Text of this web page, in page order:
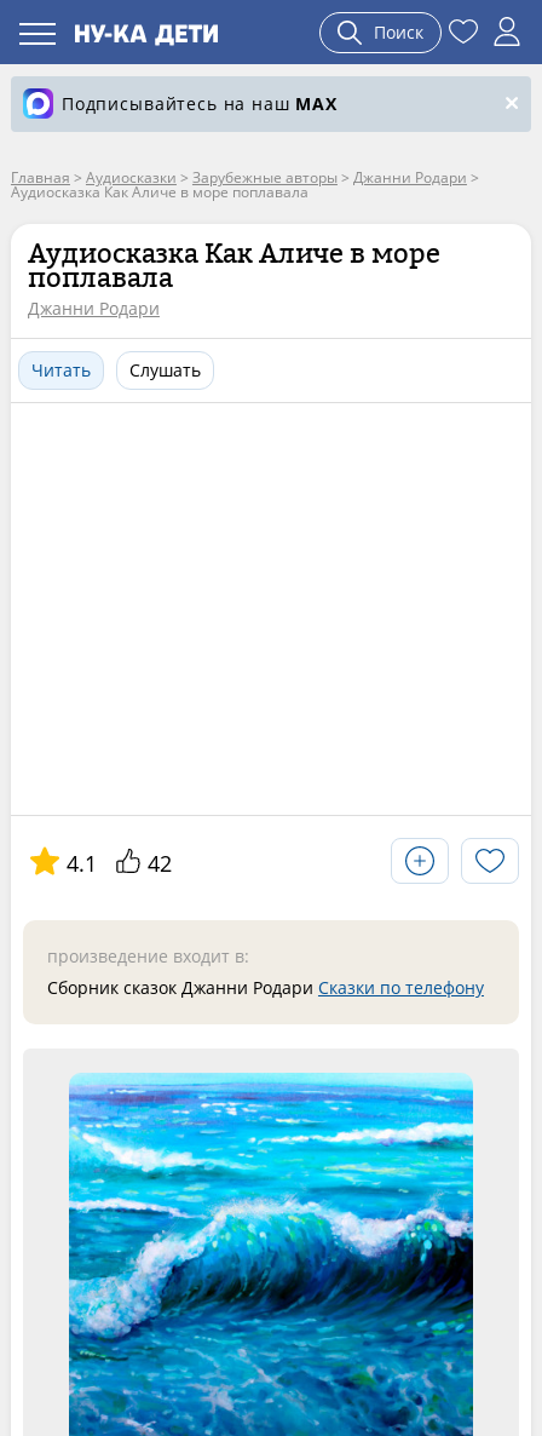
Поиск
Подписывайтесь на наш MAX
Главная > Аудиосказки > Зарубежные авторы > Джанни Родари >
Аудиосказка Как Аличе в море поплавала
Аудиосказка Как Аличе в море
поплавала
Джанни Родари
Читать Слушать
4.1 42
произведение входит в:
Сборник сказок Джанни Родари Сказки по телефону